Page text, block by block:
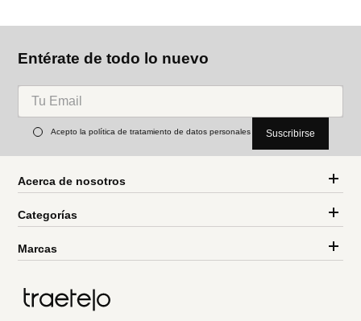
Entérate de todo lo nuevo
Acepto la política de tratamiento de datos personales Suscribirse
Acerca de nosotros
Categorías
Marcas